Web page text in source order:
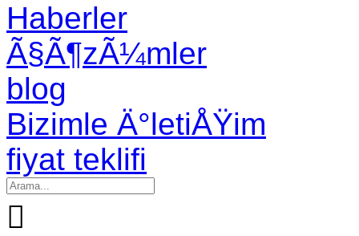
Haberler
Ã§Ã¶zÃ¼mler
blog
Bizimle Ä°letiÅŸim
fiyat teklifi
